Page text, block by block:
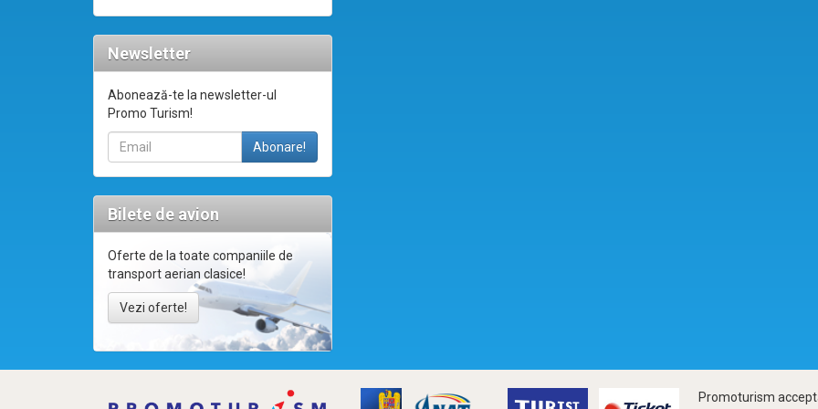
Newsletter
Abonează-te la newsletter-ul
Promo Turism!
Bilete de avion
Oferte de la toate companiile de
transport aerian clasice!
Vezi oferte!
Promoturism